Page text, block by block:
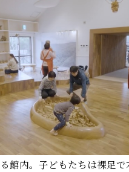
館内。子どもたちは裸足